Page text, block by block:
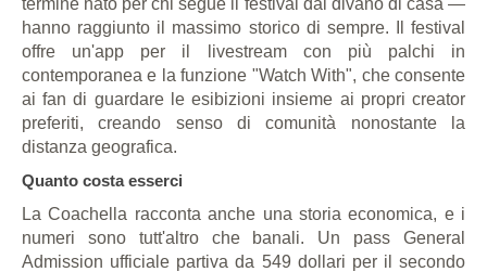
hanno raggiunto il massimo storico di sempre. Il festival
offre un'app per il livestream con più palchi in
contemporanea e la funzione "Watch With", che consente
ai fan di guardare le esibizioni insieme ai propri creator
preferiti, creando senso di comunità nonostante la
distanza geografica.
Quanto costa esserci
La Coachella racconta anche una storia economica, e i
numeri sono tutt'altro che banali. Un pass General
Admission ufficiale partiva da 549 dollari per il secondo